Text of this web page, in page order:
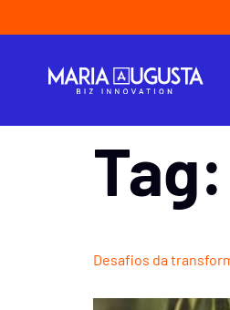
Tag:
Desafios da